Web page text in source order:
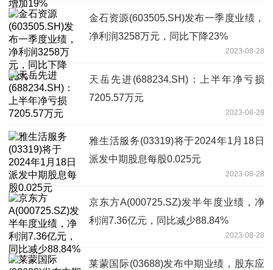
金石资源(603505.SH)发布一季度业绩，
净利润3258万元，同比下降23%
2023-08-28
天岳先进(688234.SH)：上半年净亏损
7205.57万元
2023-08-28
雅生活服务(03319)将于2024年1月18日
派发中期股息每股0.025元
2023-08-28
京东方A(000725.SZ)发半年度业绩，净
利润7.36亿元，同比减少88.84%
2023-08-28
莱蒙国际(03688)发布中期业绩，股东应